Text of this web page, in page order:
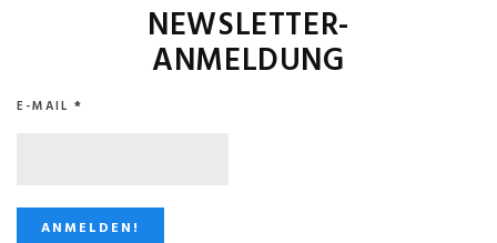
NEWSLETTER-
ANMELDUNG
E-MAIL *